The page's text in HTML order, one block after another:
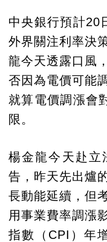
中央銀行預計20
外界關注利率決
龍今天透露口風
否因為電價可能
就算電價調漲會
限。
楊金龍今天赴立
告，昨天先出爐
長動能延續，但
用事業費率調漲
指數（CPI）年